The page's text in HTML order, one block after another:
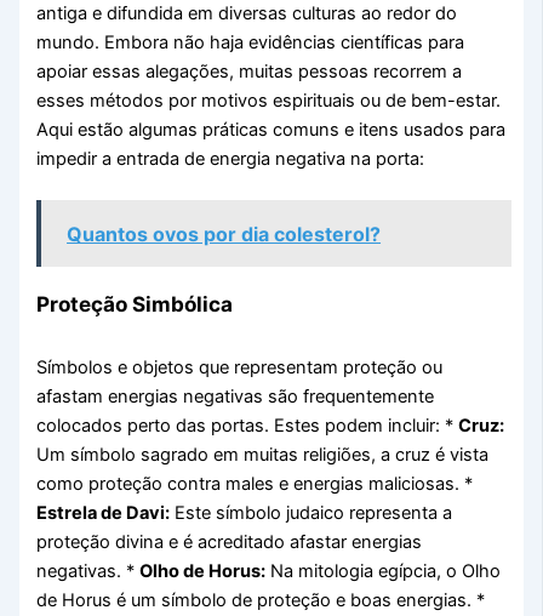
antiga e difundida em diversas culturas ao redor do
mundo. Embora não haja evidências científicas para
apoiar essas alegações, muitas pessoas recorrem a
esses métodos por motivos espirituais ou de bem-estar.
Aqui estão algumas práticas comuns e itens usados para
impedir a entrada de energia negativa na porta:
Quantos ovos por dia colesterol?
Proteção Simbólica
Símbolos e objetos que representam proteção ou
afastam energias negativas são frequentemente
colocados perto das portas. Estes podem incluir: *Cruz:
Um símbolo sagrado em muitas religiões, a cruz é vista
como proteção contra males e energias maliciosas. *
Estrela de Davi: Este símbolo judaico representa a
proteção divina e é acreditado afastar energias
negativas. *Olho de Horus: Na mitologia egípcia, o Olho
de Horus é um símbolo de proteção e boas energias. *